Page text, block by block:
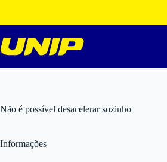
o
conteúdo
Não é possível desacelerar sozinho
Informações